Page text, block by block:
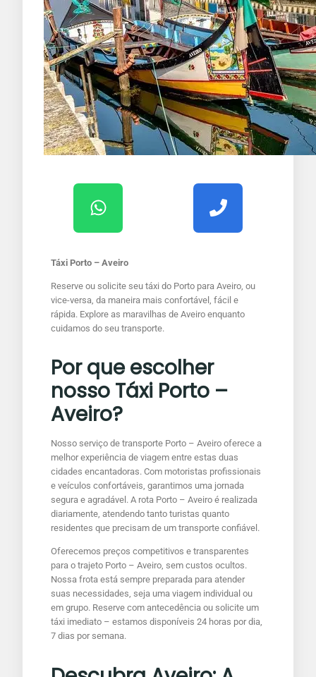
Táxi Porto – Aveiro
Reserve ou solicite seu táxi do Porto para Aveiro, ou
vice-versa, da maneira mais confortável, fácil e
rápida. Explore as maravilhas de Aveiro enquanto
cuidamos do seu transporte.
Por que escolher
nosso Táxi Porto –
Aveiro?
Nosso serviço de transporte Porto – Aveiro oferece a
melhor experiência de viagem entre estas duas
cidades encantadoras. Com motoristas profissionais
e veículos confortáveis, garantimos uma jornada
segura e agradável. A rota Porto – Aveiro é realizada
diariamente, atendendo tanto turistas quanto
residentes que precisam de um transporte confiável.
Oferecemos preços competitivos e transparentes
para o trajeto Porto – Aveiro, sem custos ocultos.
Nossa frota está sempre preparada para atender
suas necessidades, seja uma viagem individual ou
em grupo. Reserve com antecedência ou solicite um
táxi imediato – estamos disponíveis 24 horas por dia,
7 dias por semana.